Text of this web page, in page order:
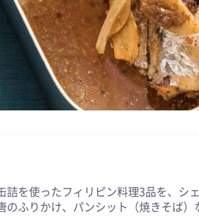
詰を使ったフィリピン料理3品を、シ
のふりかけ、パンシット（焼きそば